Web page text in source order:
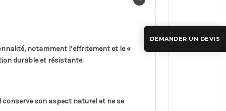
notamment l’effritement et le «
durable et résistante.
son aspect naturel et ne se
DEMANDER UN DEVIS